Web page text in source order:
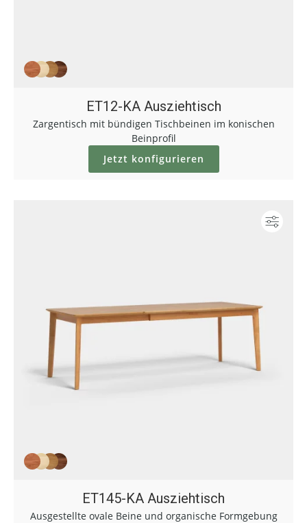
ET12-KA Ausziehtisch
Zargentisch mit bündigen Tischbeinen im konischen
Beinprofil
Jetzt konfigurieren
ET145-KA Ausziehtisch
Ausgestellte ovale Beine und organische Formgebung